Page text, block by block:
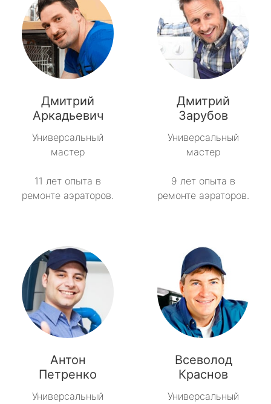
Дмитрий
Аркадьевич
Универсальный
мастер
11 лет опыта в
ремонте аэраторов.
Дмитрий
Зарубов
Универсальный
мастер
9 лет опыта в
ремонте аэраторов.
Антон
Петренко
Универсальный
Всеволод
Краснов
Универсальный